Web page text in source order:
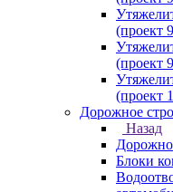
(проект
(проект
(проект
Дорожное
Назад
Блоки